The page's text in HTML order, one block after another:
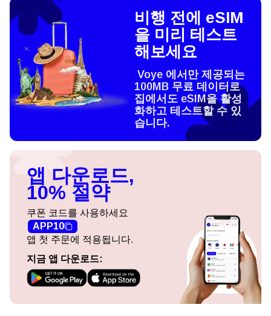
비행 전에 eSIM
을 미리 테스트
해보세요
Voye 에서만 제공되는
100MB 무료 데이터로
집에서도 eSIM을 활성
화하고 테스트할 수 있
습니다.
앱 다운로드,
10% 절약
쿠폰 코드를 사용하세요
APP10
앱 첫 주문에 적용됩니다.
지금 앱 다운로드: